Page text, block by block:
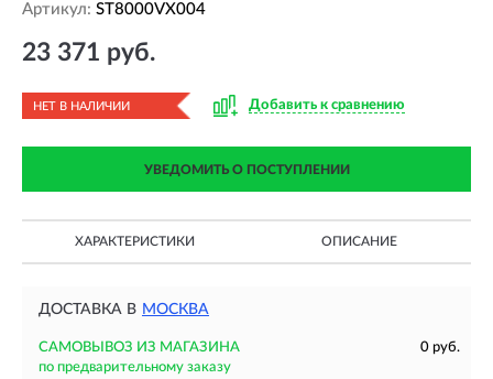
Артикул: ST8000VX004
23 371 руб.
НЕТ В НАЛИЧИИ Добавить к сравнению
УВЕДОМИТЬ О ПОСТУПЛЕНИИ
ХАРАКТЕРИСТИКИ ОПИСАНИЕ
ДОСТАВКА В МОСКВА
САМОВЫВОЗ ИЗ МАГАЗИНА
0 руб.
по предварительному заказу